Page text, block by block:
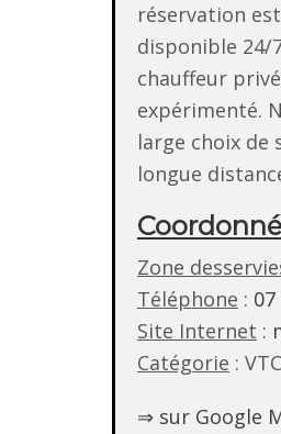
réservation
disponible 24/
chauffeur
expérimenté.
large choix
longue
Zone
Téléphone :
Site Internet :
Catégorie :
⇒ sur Google